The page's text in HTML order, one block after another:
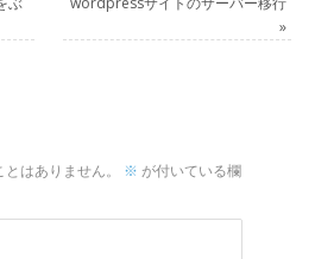
»
はありません。 ※ が付いている欄